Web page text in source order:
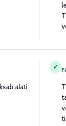
alati
✓